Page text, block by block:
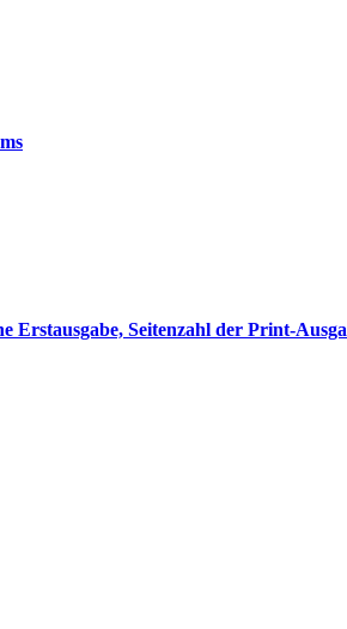
: ‎ 848 Seiten, ISBN-13 ‏ : ‎ 978-3764533694, Originaltitel